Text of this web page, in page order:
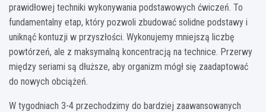
prawidłowej techniki wykonywania podstawowych ćwiczeń. To
fundamentalny etap, który pozwoli zbudować solidne podstawy i
uniknąć kontuzji w przyszłości. Wykonujemy mniejszą liczbę
powtórzeń, ale z maksymalną koncentracją na technice. Przerwy
między seriami są dłuższe, aby organizm mógł się zaadaptować
do nowych obciążeń.
W tygodniach 3-4 przechodzimy do bardziej zaawansowanych